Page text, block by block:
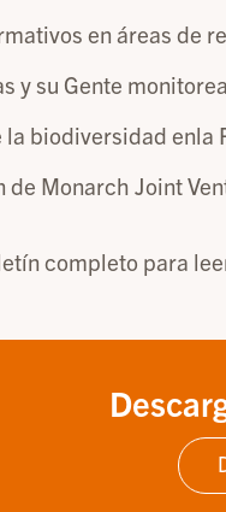
en áreas de
y su Gente
la biodiversidad enla
de Monarch Joint
completo para